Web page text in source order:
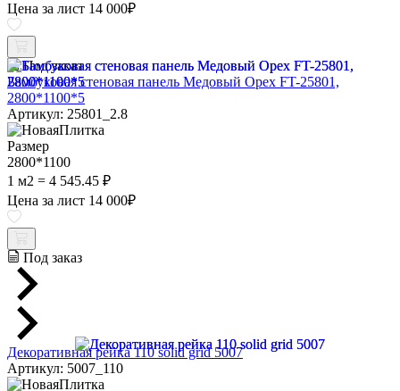
Цена за лист 14 000₽
Под заказ
Бамбуковая стеновая панель Медовый Орех FT-25801,
2800*1100*5
Артикул: 25801_2.8
Размер
2800*1100
1 м2 = 4 545.45 ₽
Цена за лист 14 000₽
Под заказ
Декоративная рейка 110 solid grid 5007
Артикул: 5007_110